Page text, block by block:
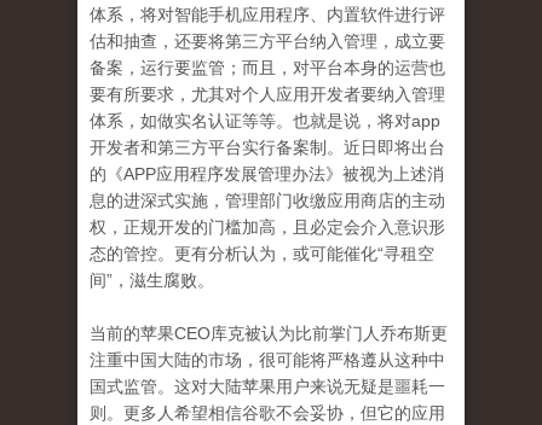
体系，将对智能手机应用程序、内置软件进行评
估和抽查，还要将第三方平台纳入管理，成立要
备案，运行要监管；而且，对平台本身的运营也
要有所要求，尤其对个人应用开发者要纳入管理
体系，如做实名认证等等。也就是说，将对app
开发者和第三方平台实行备案制。近日即将出台
的《APP应用程序发展管理办法》被视为上述消
息的进深式实施，管理部门收缴应用商店的主动
权，正规开发的门槛加高，且必定会介入意识形
态的管控。更有分析认为，或可能催化“寻租空
间”，滋生腐败。
当前的苹果CEO库克被认为比前掌门人乔布斯更
注重中国大陆的市场，很可能将严格遵从这种中
国式监管。这对大陆苹果用户来说无疑是噩耗一
则。更多人希望相信谷歌不会妥协，但它的应用